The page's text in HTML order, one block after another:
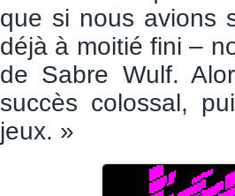
que si nous avions
déjà à moitié fini –
de Sabre Wulf.
succès colossal,
jeux. »